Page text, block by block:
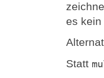
es
Statt